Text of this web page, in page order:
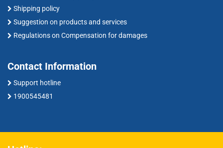
Shipping policy
Suggestion on products and services
Regulations on Compensation for damages
Contact Information
Support hotline
1900545481